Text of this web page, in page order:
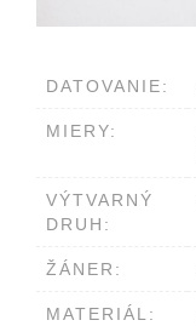
DATOVANIE:
MIERY:
VÝTVARNÝ
DRUH:
ŽÁNER:
MATERIÁL: